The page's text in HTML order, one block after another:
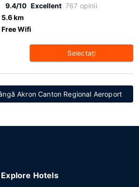
9.4/10 Excellent 767 opinii
5.6 km
Free Wifi
Selectaţi
Akron Canton Regional Aeroport
Explore Hotels